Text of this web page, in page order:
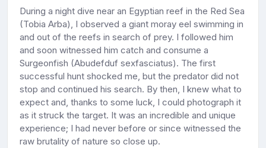
During a night dive near an Egyptian reef in the Red Sea
(Tobia Arba), I observed a giant moray eel swimming in
and out of the reefs in search of prey. I followed him
and soon witnessed him catch and consume a
Surgeonfish (Abudefduf sexfasciatus). The first
successful hunt shocked me, but the predator did not
stop and continued his search. By then, I knew what to
expect and, thanks to some luck, I could photograph it
as it struck the target. It was an incredible and unique
experience; I had never before or since witnessed the
raw brutality of nature so close up.